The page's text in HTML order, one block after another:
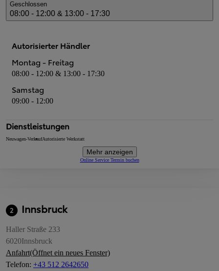
Geschlossen
08:00 - 12:00 & 13:00 - 17:30
Autorisierter Händler
Montag - Freitag
08:00 - 12:00 & 13:00 - 17:30
Samstag
09:00 - 12:00
Dienstleistungen
Neuwagen-VerkaufAutorisierte Werkstatt
Mehr anzeigen
Online Service Termin buchen
2 Innsbruck
Haller Straße 233
6020Innsbruck
Anfahrt(Öffnet ein neues Fenster)
Telefon: +43 512 2642650